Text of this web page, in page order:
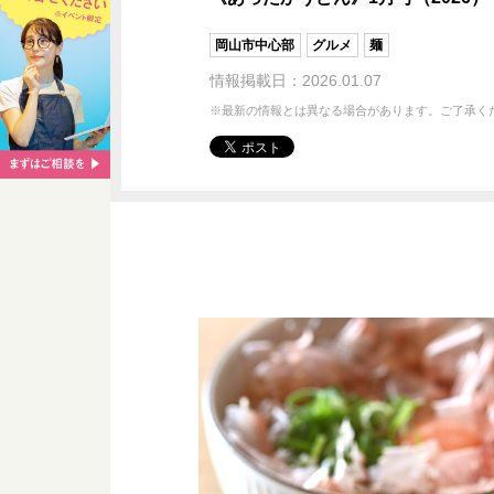
岡山市中心部 グルメ 麺
情報掲載日：2026.01.07
※最新の情報とは異なる場合があります。ご了承く